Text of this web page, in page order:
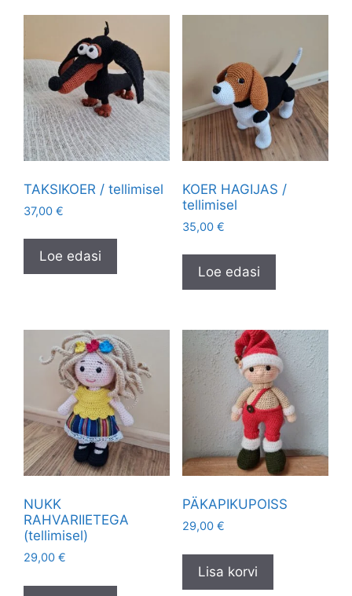
TAKSIKOER / tellimisel
37,00 €
Loe edasi
KOER HAGIJAS /
tellimisel
35,00 €
Loe edasi
NUKK
RAHVARIIETEGA
(tellimisel)
29,00 €
PÄKAPIKUPOISS
29,00 €
Lisa korvi